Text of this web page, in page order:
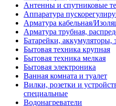
Антенны и спутниковые
Аппаратура
Арматура кабельная/
Арматура трубная,
Батарейки, аккумуляторы,
Бытовая техника крупная
Бытовая техника мелкая
Бытовая электроника
Ванная комната и туалет
Вилки, розетки и
специальные
Водонагреватели